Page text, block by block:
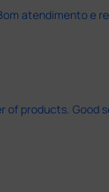
atendimento e
of products. Good